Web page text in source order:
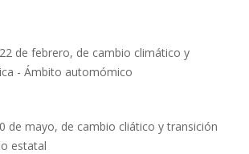
de febrero, de cambio climático y
- Ámbito automómico
de mayo, de cambio cliático y transición
estatal